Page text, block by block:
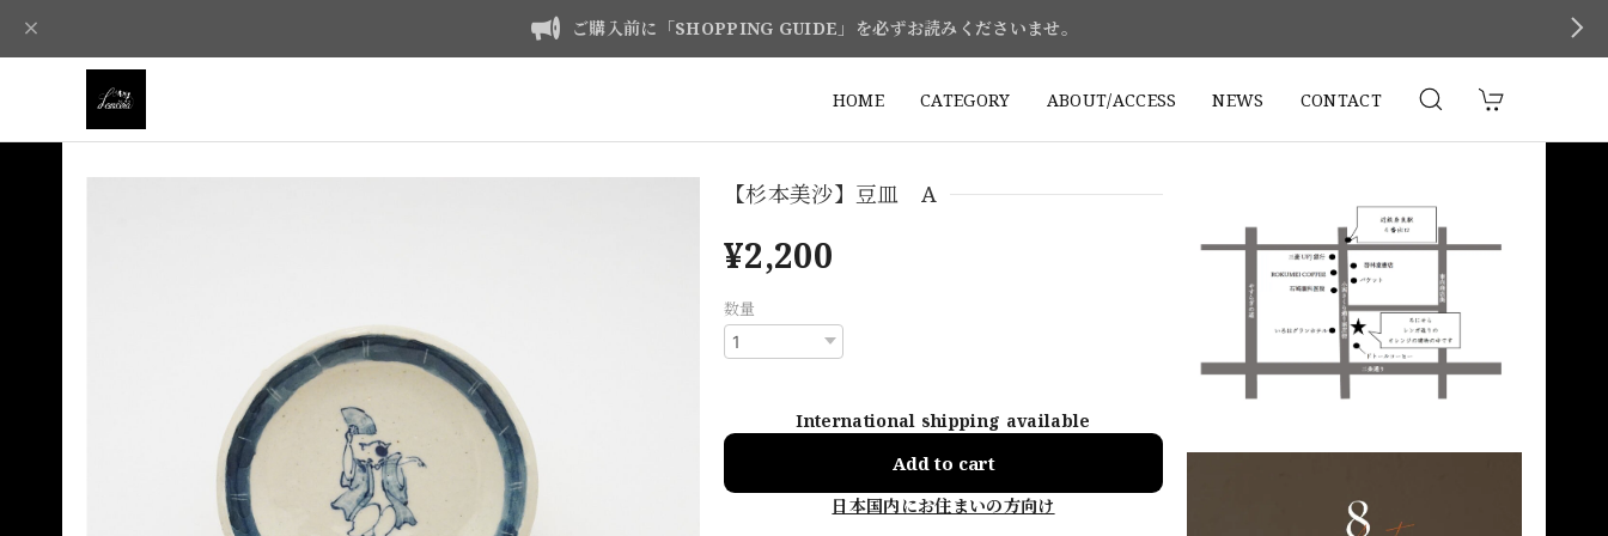
ご購入前に「SHOPPING GUIDE」を必ずお読みくださいませ。
HOME CATEGORY ABOUT/ACCESS NEWS CONTACT
【杉本美沙】豆皿 A
¥2,200
数量
International shipping available
Add to cart
日本国内にお住まいの方向け